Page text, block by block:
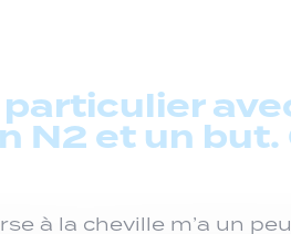
et un but.
à la cheville m’a un